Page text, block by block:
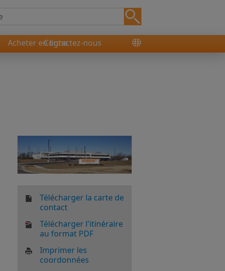
Acheter en ligneContactez-nous
Télécharger la carte de
contact
Télécharger l'itinéraire
au format PDF
Imprimer les
coordonnées